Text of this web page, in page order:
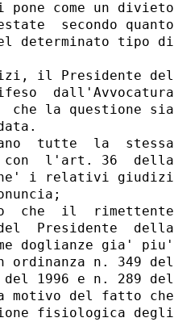
come un divieto
secondo quanto
determinato tipo di
il Presidente del
dall'Avvocatura
la questione sia
tutte  la  stessa
con  l'art. 36  della
i relativi giudizi
che  il  rimettente
Presidente  della
doglianze gia' piu'
n. 349 del
1996 e n. 289 del
motivo del fatto che
fisiologica degli